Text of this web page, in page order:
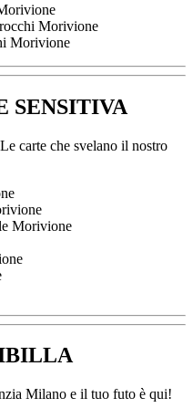
Morivione
Morivione
SENSITIVA
Morivione